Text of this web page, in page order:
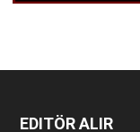
EDITÖR ALIR